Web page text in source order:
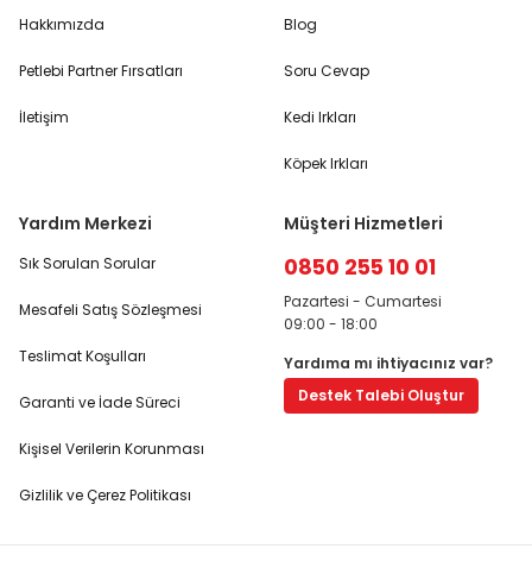
Hakkımızda
Petlebi Partner Fırsatları
İletişim
Blog
Soru Cevap
Kedi Irkları
Köpek Irkları
Yardım Merkezi
Sık Sorulan Sorular
Mesafeli Satış Sözleşmesi
Teslimat Koşulları
Garanti ve İade Süreci
Kişisel Verilerin Korunması
Gizlilik ve Çerez Politikası
Müşteri Hizmetleri
0850 255 10 01
Pazartesi - Cumartesi
09:00 - 18:00
Yardıma mı ihtiyacınız var?
Destek Talebi Oluştur